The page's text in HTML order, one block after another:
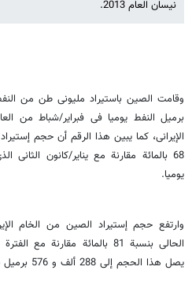
نیسان العام 2013.
برمیل النفط یومیا فی فبرایر/شباط من
الإیرانی، کما یبین هذا الرقم أن حجم
یومیا.
وارتفع حجم إستیراد الصین من الخام
الحالی بنسبة 81 بالمائة
یصل هذا الحجم إلی 288 ألف و 576 برمیل یومیا.